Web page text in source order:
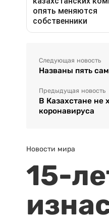
Следующая новость
Названы пять
Предыдущая новость
В Казахстане не
коронавируса
Новости мира
15-